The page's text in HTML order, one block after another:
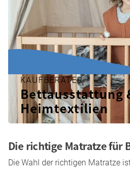
KAUFBERATER
Bettausstattung
Heimtextilien
Die richtige Matratze für
Die Wahl der richtigen Matratze